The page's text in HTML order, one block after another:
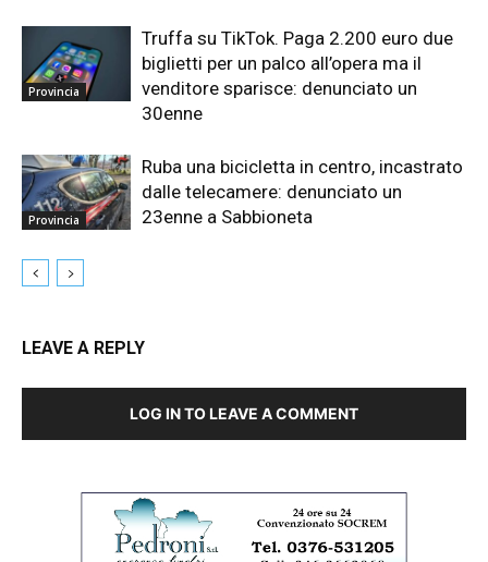
Provincia
Truffa su TikTok. Paga 2.200 euro due
biglietti per un palco all’opera ma il
venditore sparisce: denunciato un
30enne
Provincia
Ruba una bicicletta in centro, incastrato
dalle telecamere: denunciato un
23enne a Sabbioneta
LEAVE A REPLY
LOG IN TO LEAVE A COMMENT